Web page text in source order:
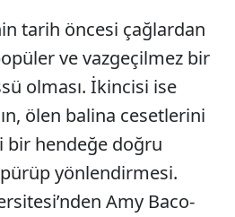
tarih öncesi çağlardan
ve vazgeçilmez bir
olması. İkincisi ise
ölen balina cesetlerini
bir hendeğe doğru
yönlendirmesi.
Amy Baco-